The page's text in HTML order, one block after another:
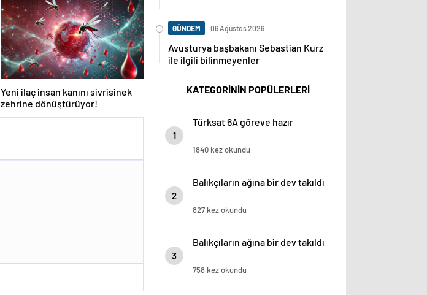
Yeni ilaç insan kanını sivrisinek
zehrine dönüştürüyor!
GÜNDEM 06 Ağustos 2026
Avusturya başbakanı Sebastian Kurz
ile ilgili bilinmeyenler
KATEGORİNİN POPÜLERLERİ
1
Türksat 6A göreve hazır
1840 kez okundu
2
Balıkçıların ağına bir dev takıldı
827 kez okundu
3
Balıkçıların ağına bir dev takıldı
758 kez okundu